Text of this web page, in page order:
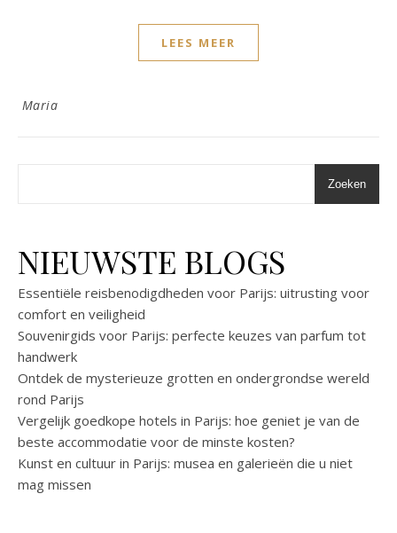
LEES MEER
Maria
Zoeken
NIEUWSTE BLOGS
Essentiële reisbenodigdheden voor Parijs: uitrusting voor
comfort en veiligheid
Souvenirgids voor Parijs: perfecte keuzes van parfum tot
handwerk
Ontdek de mysterieuze grotten en ondergrondse wereld
rond Parijs
Vergelijk goedkope hotels in Parijs: hoe geniet je van de
beste accommodatie voor de minste kosten?
Kunst en cultuur in Parijs: musea en galerieën die u niet
mag missen